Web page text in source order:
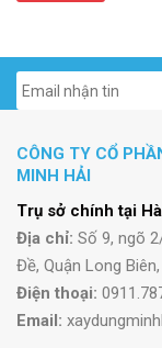
CÔNG TY CỔ
MINH HẢI
Trụ sở chính tại
Địa chỉ: Số 9, ngõ
Đề, Quận Long
Điện thoại:
Email: